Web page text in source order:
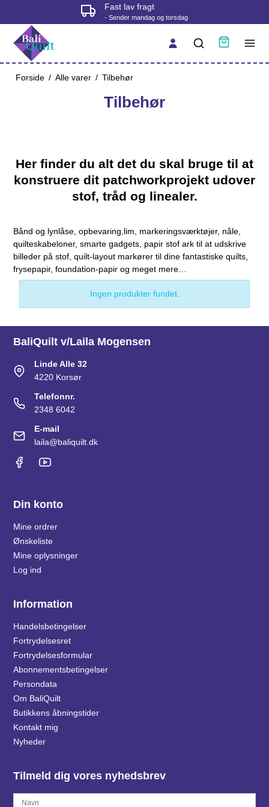
Fast lav fragt
- Sender mandag og torsdag
Forside / Alle varer / Tilbehør
Tilbehør
Her finder du alt det du skal bruge til at
konstruere dit patchworkprojekt udover
stof, tråd og linealer.
Bånd og lynlåse, opbevaring,lim, markeringsværktøjer, nåle,
quilteskabeloner, smarte gadgets, papir stof ark til at udskrive
billeder på stof, quilt-layout markører til dine fantastiske quilts,
frysepapir, foundation-papir og meget mere…
Ingen produkter fundet.
BaliQuilt v/Laila Mogensen
Linde Alle 32
4220 Korsør
Telefonnr.
2348 6042
E-mail
laila@baliquilt.dk
Din konto
Mine ordrer
Ønskeliste
Mine oplysninger
Log ind
Information
Handelsbetingelser
Fortrydelsesret
Fortrydelsesformular
Abonnementsbetingelser
Persondata
Om BaliQuilt
Butikkens åbningstider
Kontakt mig
Nyheder
Tilmeld dig vores nyhedsbrev